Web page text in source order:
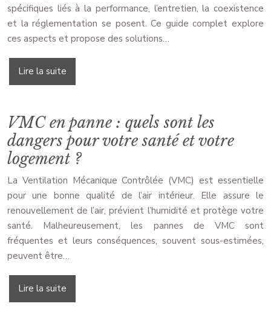
spécifiques liés à la performance, l’entretien, la coexistence
et la réglementation se posent. Ce guide complet explore
ces aspects et propose des solutions…
Lire la suite
VMC en panne : quels sont les
dangers pour votre santé et votre
logement ?
La Ventilation Mécanique Contrôlée (VMC) est essentielle
pour une bonne qualité de l’air intérieur. Elle assure le
renouvellement de l’air, prévient l’humidité et protège votre
santé. Malheureusement, les pannes de VMC sont
fréquentes et leurs conséquences, souvent sous-estimées,
peuvent être…
Lire la suite